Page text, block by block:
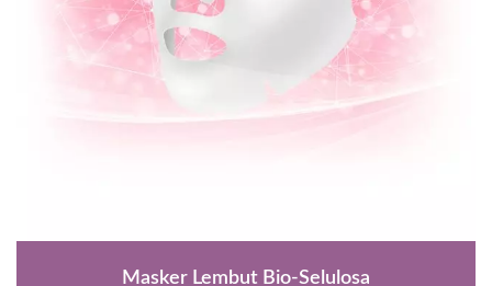
Masker Lembut Bio-Selulosa